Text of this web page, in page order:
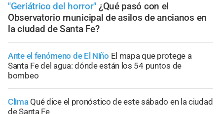
"Geriátrico del horror" ¿Qué pasó con el
Observatorio municipal de asilos de ancianos en
la ciudad de Santa Fe?
Ante el fenómeno de El Niño El mapa que protege a
Santa Fe del agua: dónde están los 54 puntos de
bombeo
Clima Qué dice el pronóstico de este sábado en la ciudad
de Santa Fe